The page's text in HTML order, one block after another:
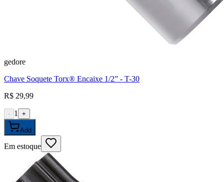
gedore
Chave Soquete Torx® Encaixe 1/2” - T-30
R$ 29,99
- 1 +
Add
Em estoque